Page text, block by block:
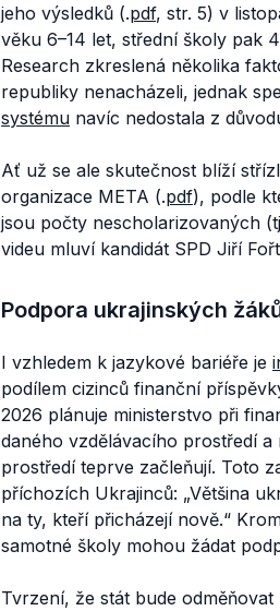
jeho výsledků (.pdf, str. 5) v
věku 6–14 let, střední školy pak
Research zkreslená několika
republiky nenacházeli, jednak
systému navíc nedostala z
Ať už se ale skutečnost blíží
organizace META (.pdf), podle
jsou počty nescholarizovaných
videu mluví kandidát SPD Jiří
Podpora ukrajinských
I vzhledem k jazykové bariéře je
podílem cizinců finanční
2026 plánuje ministerstvo při
daného vzdělávacího prostředí
prostředí teprve začleňují. Toto
příchozích Ukrajinců: „Většina
na ty, kteří přicházejí nově.“
samotné školy mohou žádat
Tvrzení, že stát bude